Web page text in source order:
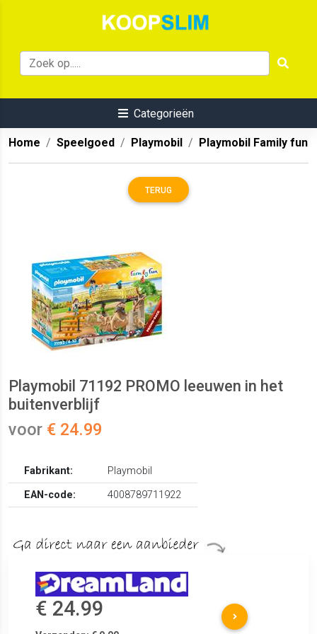
Categorieën
Home Speelgoed Playmobil Playmobil Family fun
TERUG
Playmobil 71192 PROMO leeuwen in het
buitenverblijf
voor € 24.99
Fabrikant:
Playmobil
EAN-code:
4008789711922
€ 24.99